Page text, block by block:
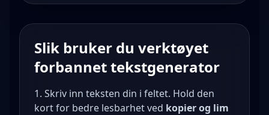
Slik bruker du verktøyet
forbannet tekstgenerator
Skriv inn teksten din i feltet. Hold den
kort for bedre lesbarhet ved kopier og lim